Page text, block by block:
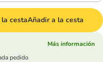
cestaAñadir a la cesta
Más información
pedido